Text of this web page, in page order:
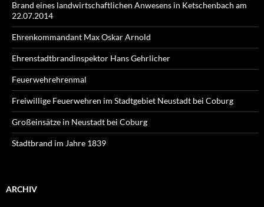
Brand eines landwirtschaftlichen Anwesens in Ketschenbach am
22.07.2014
Ehrenkommandant Max Oskar Arnold
Ehrenstadtbrandinspektor Hans Gehrlicher
Feuerwehrehrenmal
Freiwillige Feuerwehren im Stadtgebiet Neustadt bei Coburg
Großeinsätze in Neustadt bei Coburg
Stadtbrand im Jahre 1839
ARCHIV